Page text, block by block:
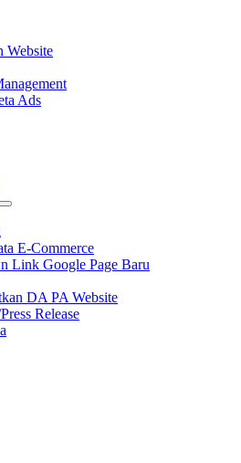
Website
Ads
E-Commerce
Link Google Page Baru
DA PA Website
Release